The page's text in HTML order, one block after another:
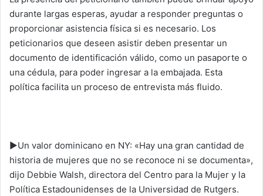
durante largas esperas, ayudar a responder preguntas o
proporcionar asistencia física si es necesario. Los
peticionarios que deseen asistir deben presentar un
documento de identificación válido, como un pasaporte o
una cédula, para poder ingresar a la embajada. Esta
política facilita un proceso de entrevista más fluido.
►Un valor dominicano en NY: «Hay una gran cantidad de
historia de mujeres que no se reconoce ni se documenta»,
dijo Debbie Walsh, directora del Centro para la Mujer y la
Política Estadounidenses de la Universidad de Rutgers.